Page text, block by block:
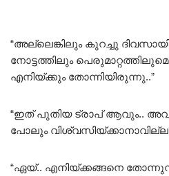
“അല്ലെങ്കിലും കുറച്ചു
നോട്ടത്തിലും
എനിയ്ക്കും തോന്നിയിരുന്നു..”
“ഇത് പുതിയ ട്രാപ് ആവും..
പോലും
“ഏയ്.. എനിയ്ക്കങ്ങനെ